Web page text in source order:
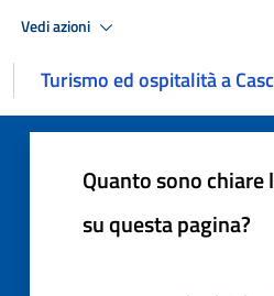
Vedi azioni
Turismo ed ospitalità a
Quanto sono
su questa pagina?